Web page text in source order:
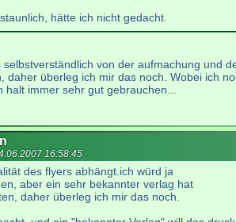
hätte ich nicht gedacht.
selbstverständlich von der aufmachung
daher überleg ich mir das noch. Wobei ich
immer sehr gut gebrauchen...
16:58:45
des flyers abhängt.ich würd ja
aber ein sehr bekannter verlag hat
daher überleg ich mir das noch.